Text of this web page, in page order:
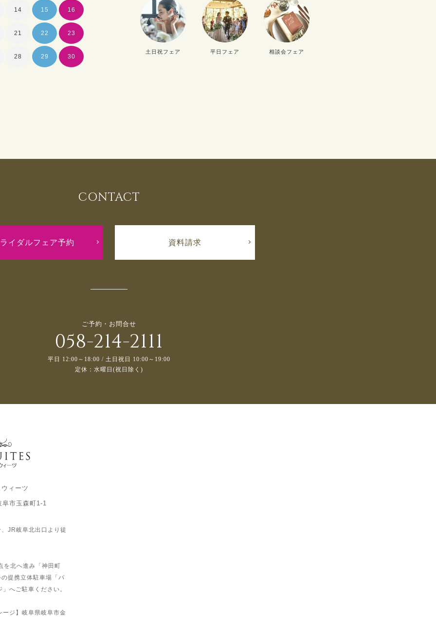
14 15 16
21 22 23
28 29 30
14 15 16 17 18 19
21 23 24 25 26
28 30
土日祝フェア 平日フェア 相談会フェア
CONTACT
イダルフェア予約 資料請求
ご予約・お問合せ
058-214-2111
平日 12:00～18:00 / 土日祝日 10:00～19:00
定休：水曜日(祝日除く)
ィーツ
市玉森町1-1
JR岐阜北出口より徒
を北へ進み「神田町
提携立体駐車場「パ
へご駐車ください。
ージ】岐阜県岐阜市金